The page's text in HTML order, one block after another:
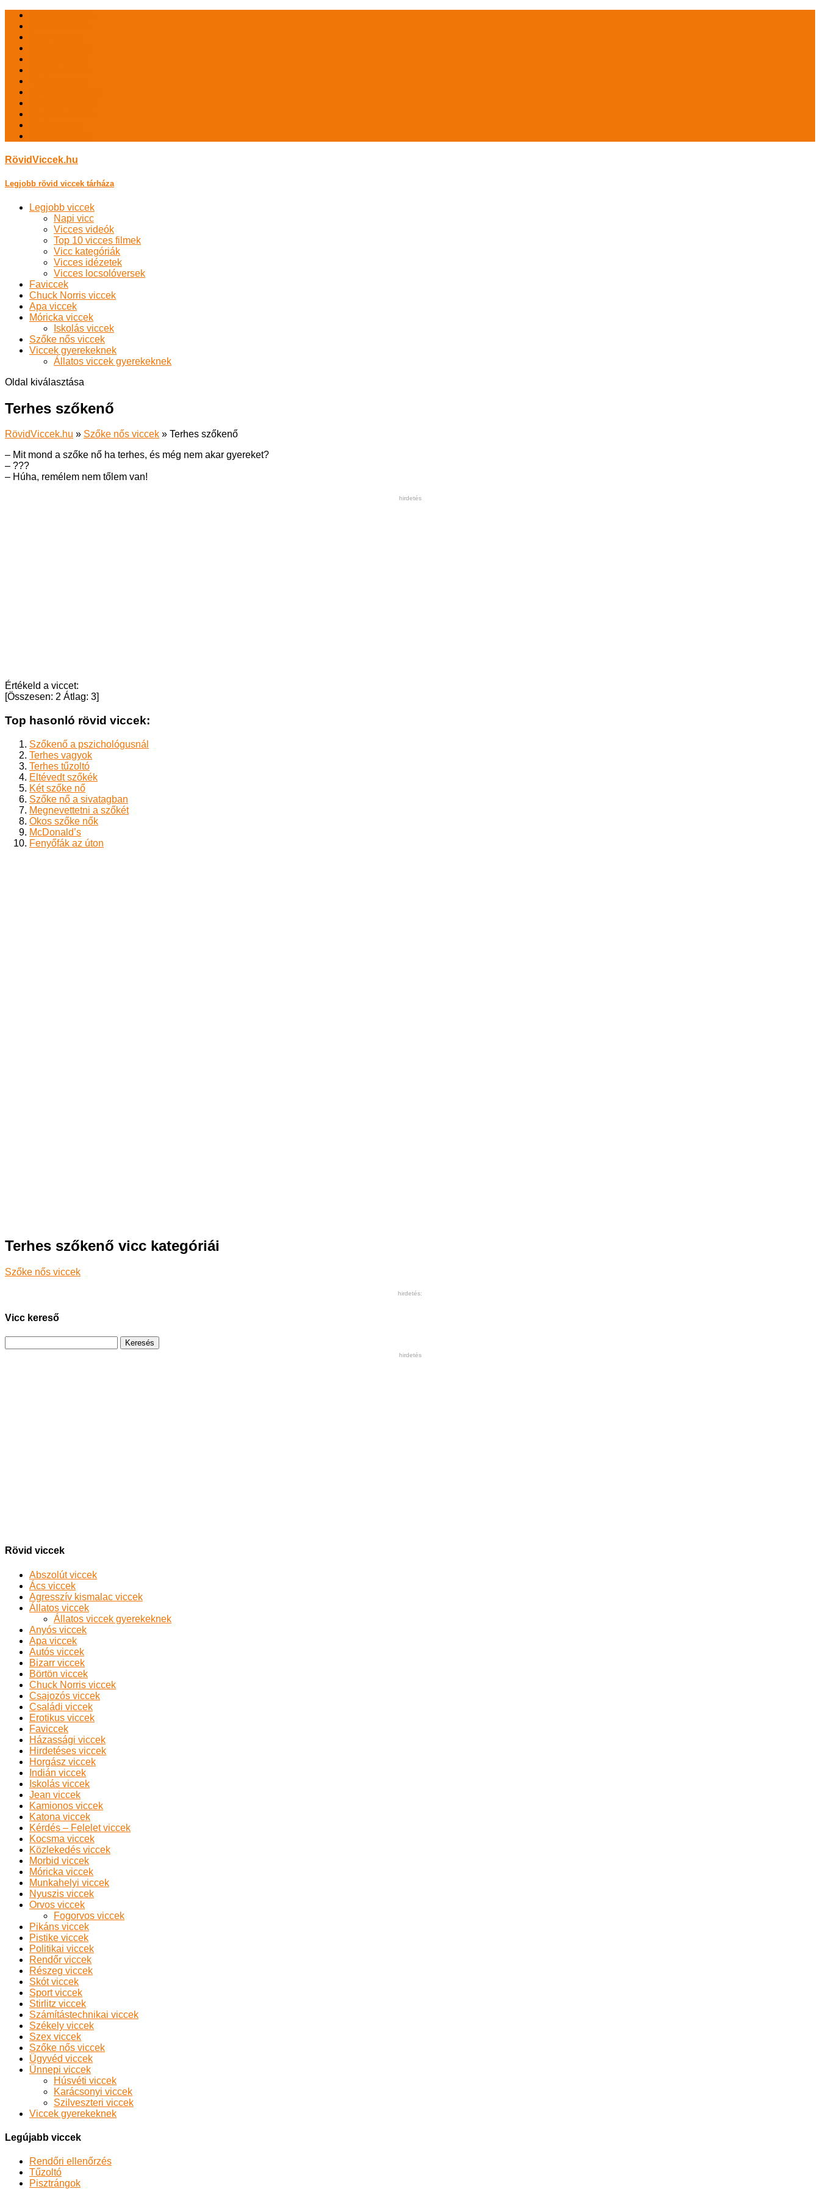
RövidViccek.hu
Legjobb rövid viccek tárháza
Legjobb viccek
Napi vicc
Vicces videók
Top 10 vicces filmek
Vicc kategóriák
Vicces idézetek
Vicces locsolóversek
Faviccek
Chuck Norris viccek
Apa viccek
Móricka viccek
Iskolás viccek
Szőke nős viccek
Viccek gyerekeknek
Állatos viccek gyerekeknek
Oldal kiválasztása
Terhes szőkenő
RövidViccek.hu » Szőke nős viccek » Terhes szőkenő
– Mit mond a szőke nő ha terhes, és még nem akar gyereket?
– ???
– Húha, remélem nem tőlem van!
hirdetés
Értékeld a viccet:
[Összesen: 2 Átlag: 3]
Top hasonló rövid viccek:
Szőkenő a pszichológusnál
Terhes vagyok
Terhes tűzoltó
Eltévedt szőkék
Két szőke nő
Szőke nő a sivatagban
Megnevettetni a szőkét
Okos szőke nők
McDonald’s
Fenyőfák az úton
Terhes szőkenő vicc kategóriái
Szőke nős viccek
hirdetés:
Vicc kereső
hirdetés
Rövid viccek
Abszolút viccek
Ács viccek
Agresszív kismalac viccek
Állatos viccek
Állatos viccek gyerekeknek
Anyós viccek
Apa viccek
Autós viccek
Bizarr viccek
Börtön viccek
Chuck Norris viccek
Csajozós viccek
Családi viccek
Erotikus viccek
Faviccek
Házassági viccek
Hirdetéses viccek
Horgász viccek
Indián viccek
Iskolás viccek
Jean viccek
Kamionos viccek
Katona viccek
Kérdés – Felelet viccek
Kocsma viccek
Közlekedés viccek
Morbid viccek
Móricka viccek
Munkahelyi viccek
Nyuszis viccek
Orvos viccek
Fogorvos viccek
Pikáns viccek
Pistike viccek
Politikai viccek
Rendőr viccek
Részeg viccek
Skót viccek
Sport viccek
Stirlitz viccek
Számítástechnikai viccek
Székely viccek
Szex viccek
Szőke nős viccek
Ügyvéd viccek
Ünnepi viccek
Húsvéti viccek
Karácsonyi viccek
Szilveszteri viccek
Viccek gyerekeknek
Legújabb viccek
Rendőri ellenőrzés
Tűzoltó
Pisztrángok